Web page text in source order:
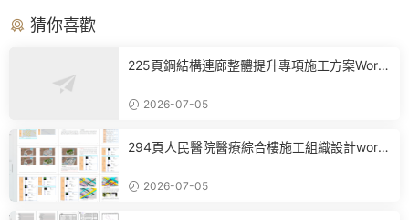
猜你喜歡
225頁鋼結構連廊整體提升專項施工方案Word
2026-07-05
294頁人民醫院醫療綜合樓施工組織設計word
2026-07-05